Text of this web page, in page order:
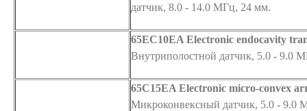
датчик, 8.0 - 14.0 МГц, 24 мм.
65EC10EA Electronic endocavity
Внутриполостной датчик, 5.0 - 9.0
65C15EA Electronic micro-convex
Микроконвексный датчик, 5.0 - 9.0